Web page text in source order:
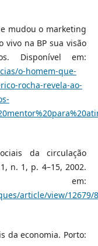
mudou o marketing
vivo na BP sua visão
Disponível em:
o-homem-que-
rocha-revela-ao-
da circulação
n. 1, p. 4–15, 2002.
em:
article/view/12679/
da economia. Porto: